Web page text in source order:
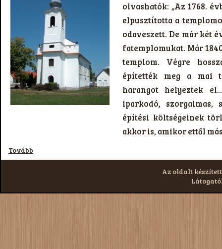
olvashatók: „Az 1768.
elpusztította a
odaveszett. De már két
fatemplomukat. Már
templom. Végre
építették meg a mai
harangot helyeztek
iparkodó, szorgalmas,
építési költségeinek
akkor is, amikor ettől
Tovább
Az oldalt